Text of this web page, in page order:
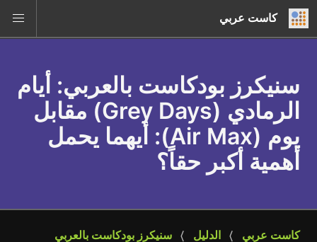
كاست عربي
سنيكرز بودكاست بالعربي: أيام
الرمادي (Grey Days) مقابل
يوم (Air Max): أيهما يحمل
أهمية أكبر حقاً؟
كاست عربي الدليل
سنيكرز بودكاست بالعربي